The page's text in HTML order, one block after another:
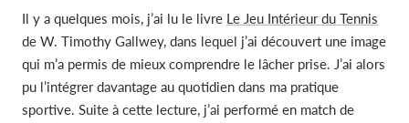
Il y a quelques mois, j’ai lu le livre Le Jeu Intérieur du Tennis
de W. Timothy Gallwey, dans lequel j’ai découvert une image
qui m’a permis de mieux comprendre le lâcher prise. J’ai alors
pu l’intégrer davantage au quotidien dans ma pratique
sportive. Suite à cette lecture, j’ai performé en match de